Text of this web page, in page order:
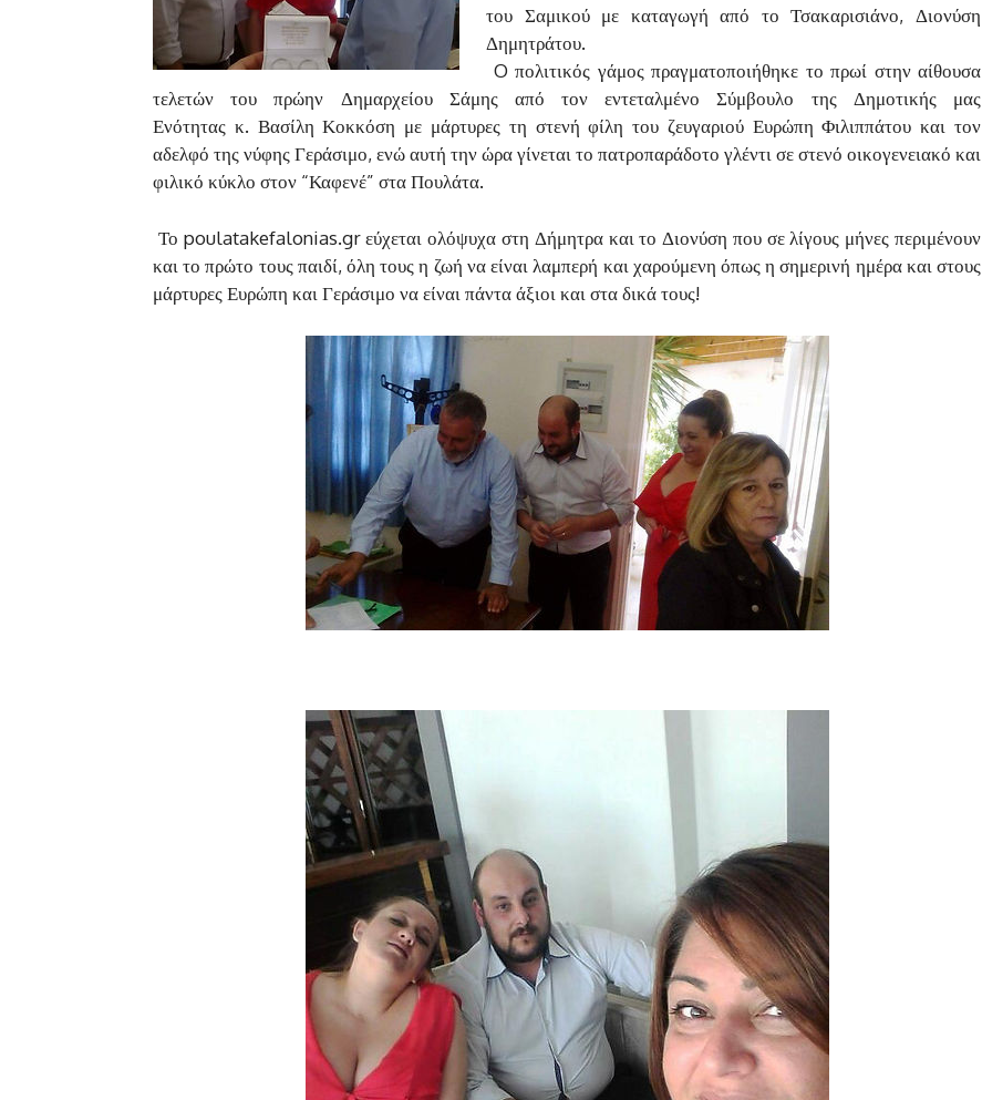
του Σαμικού με καταγωγή από το Τσακαρισιάνο, Διονύση
Δημητράτου.
O πολιτικός γάμος πραγματοποιήθηκε το πρωί στην αίθουσα
τελετών του πρώην Δημαρχείου Σάμης από τον εντεταλμένο Σύμβουλο της Δημοτικής μας
Ενότητας κ. Βασίλη Κοκκόση με μάρτυρες τη στενή φίλη του ζευγαριού Ευρώπη Φιλιππάτου και τον
αδελφό της νύφης Γεράσιμο, ενώ αυτή την ώρα γίνεται το πατροπαράδοτο γλέντι σε στενό οικογενειακό και
φιλικό κύκλο στον “Καφενέ” στα Πουλάτα.
Το poulatakefalonias.gr εύχεται ολόψυχα στη Δήμητρα και το Διονύση που σε λίγους μήνες περιμένουν
και το πρώτο τους παιδί, όλη τους η ζωή να είναι λαμπερή και χαρούμενη όπως η σημερινή ημέρα και στους
μάρτυρες Ευρώπη και Γεράσιμο να είναι πάντα άξιοι και στα δικά τους!